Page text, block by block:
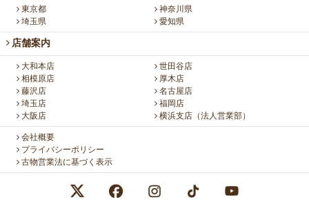
東京都
神奈川県
埼玉県
愛知県
店舗案内
大和本店
世田谷店
相模原店
厚木店
藤沢店
名古屋店
埼玉店
福岡店
大阪店
横浜支店（法人営業部）
会社概要
プライバシーポリシー
古物営業法に基づく表示